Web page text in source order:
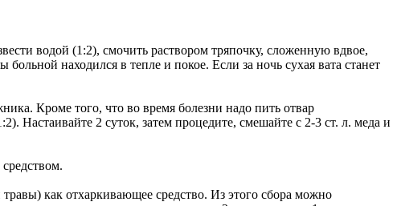
водой (1:2), смочить раствором тряпочку, сложенную вдвое,
находился в тепле и покое. Если за ночь сухая вата станет
Кроме того, что во время болезни надо пить отвар
Настаивайте 2 суток, затем процедите, смешайте с 2-3 ст. л. меда и
как отхаркивающее средство. Из этого сбора можно